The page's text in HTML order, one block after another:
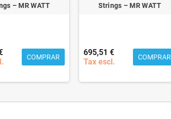
– MR WATT
COMPRAR
Strings – MR WATT
695,51 €
Tax escl.
COMPRAR